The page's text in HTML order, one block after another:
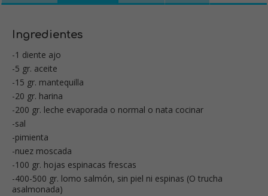
Ingredientes
-1 diente ajo
-5 gr. aceite
-15 gr. mantequilla
-20 gr. harina
-200 gr. leche evaporada o normal o nata cocinar
-sal
-pimienta
-nuez moscada
-100 gr. hojas espinacas frescas
-400-500 gr. lomo salmón, sin piel ni espinas (O trucha
asalmonada)